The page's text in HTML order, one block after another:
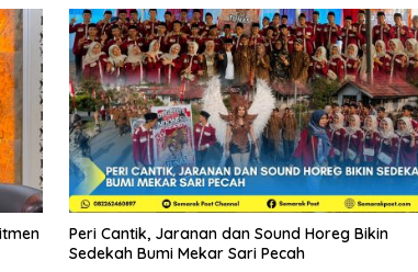
Peri Cantik, Jaranan dan Sound Horeg Bikin
Sedekah Bumi Mekar Sari Pecah